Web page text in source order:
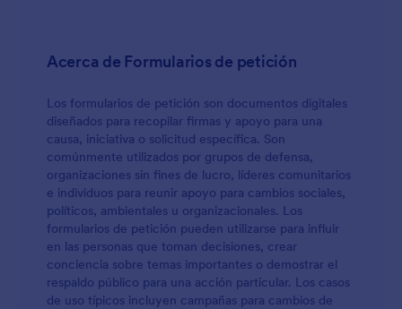
Acerca de Formularios de petición
Los formularios de petición son documentos digitales
diseñados para recopilar firmas y apoyo para una
causa, iniciativa o solicitud específica. Son
comúnmente utilizados por grupos de defensa,
organizaciones sin fines de lucro, líderes comunitarios
e individuos para reunir apoyo para cambios sociales,
políticos, ambientales u organizacionales. Los
formularios de petición pueden utilizarse para influir
en las personas que toman decisiones, crear
conciencia sobre temas importantes o demostrar el
respaldo público para una acción particular. Los casos
de uso típicos incluyen campañas para cambios de